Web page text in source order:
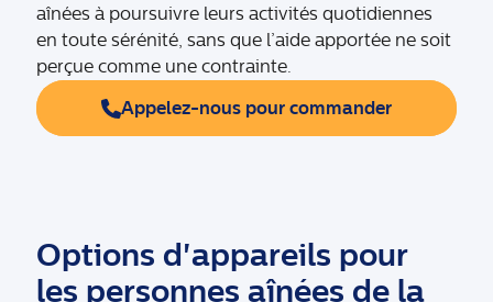
aînées à poursuivre leurs activités quotidiennes
en toute sérénité, sans que l’aide apportée ne soit
perçue comme une contrainte.
Appelez-nous pour commander
Options d'appareils pour
les personnes aînées de la